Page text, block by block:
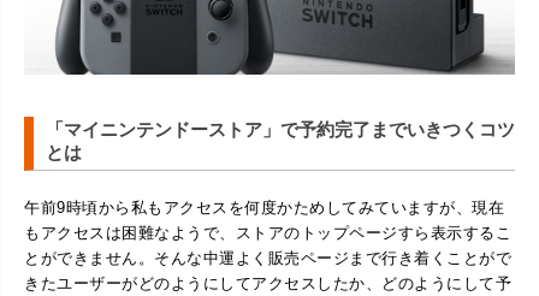
「マイニンテンドーストア」で予約完了までいきつくコツ
とは
午前9時頃から私もアクセスを何度かためしてみていますが、現在
もアクセスは困難なようで、ストアのトップページすら表示するこ
とができません。そんな中運よく販売ページまで行き着くことがで
きたユーザーがどのようにしてアクセスしたか、どのようにして予